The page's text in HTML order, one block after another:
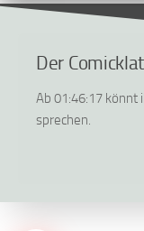
Der
Ab 01:46:17 könnt
sprechen.